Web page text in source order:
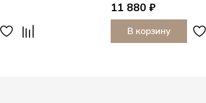
11 880 ₽
В корзину